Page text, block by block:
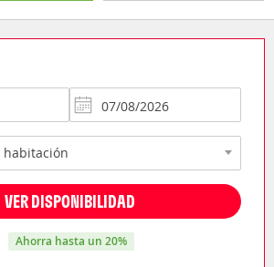
VER DISPONIBILIDAD
ahorra hasta un 20%